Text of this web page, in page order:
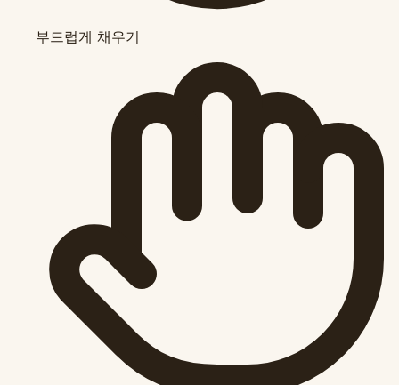
부드럽게 채우기